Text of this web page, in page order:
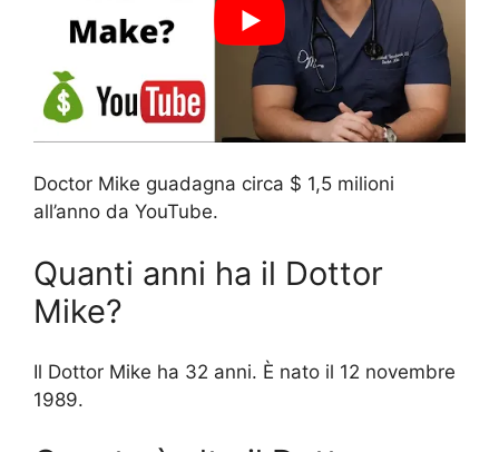
Doctor Mike guadagna circa $ 1,5 milioni
all’anno da YouTube.
Quanti anni ha il Dottor
Mike?
Il Dottor Mike ha 32 anni. È nato il 12 novembre
1989.